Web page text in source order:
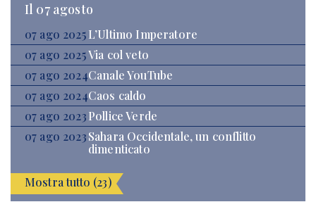
Il 07 agosto
07 ago 2025 L’Ultimo Imperatore
07 ago 2025Via col veto
07 ago 2024Canale YouTube
07 ago 2024Caos caldo
07 ago 2023Pollice Verde
07 ago 2023Sahara Occidentale, un conflitto
dimenticato
Mostra tutto (23)